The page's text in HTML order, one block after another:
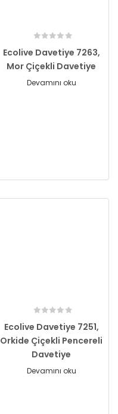
Ecolive Davetiye 7263,
Mor Çiçekli Davetiye
Devamını oku
Ecolive Davetiye 7251,
Orkide Çiçekli Pencereli
Davetiye
Devamını oku